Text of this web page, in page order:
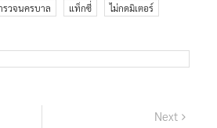
วจนครบาล แท็กซี่ ไม่กดมิเตอร์
Next